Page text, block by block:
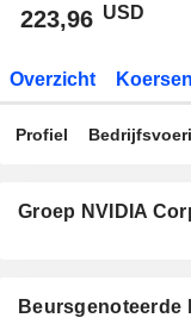
223,96 USD
Overzicht Koersen
Profiel
Groep NVIDIA
Beursgenoteerde